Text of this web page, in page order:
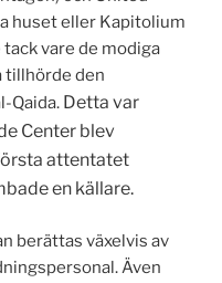
huset eller Kapitolium
vare de modiga
tillhörde den
Qaida. Detta var
Center blev
attentatet
en källare.
berättas växelvis av
Även